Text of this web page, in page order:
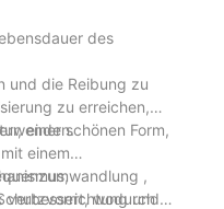
des
und die Reibung zu
zu erreichen,
einer schönen Form,
einem
,
verbessert, wodurch
und